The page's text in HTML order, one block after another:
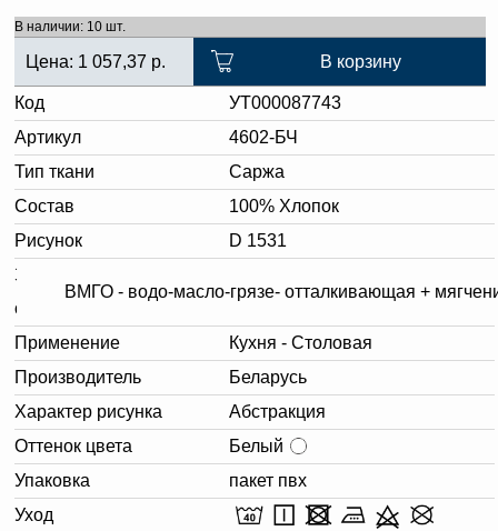
В наличии: 10 шт.
Цена: 1 057,37 р. В корзину
Код
УТ000087743
Артикул
4602-БЧ
Тип ткани
Саржа
Состав
100% Хлопок
Рисунок
D 1531
Заключительная
ВМГО - водо-масло-грязе- отталкивающая +
Применение
Кухня - Столовая
Производитель
Беларусь
Характер рисунка
Абстракция
Оттенок цвета
Белый
Упаковка
пакет пвх
Уход